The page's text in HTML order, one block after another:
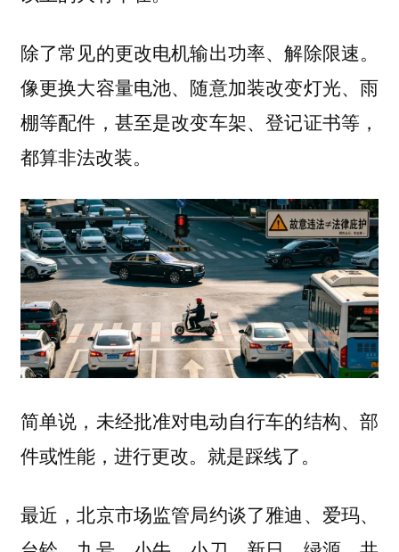
除了常见的更改电机输出功率、解除限速。
像更换大容量电池、随意加装改变灯光、雨
棚等配件，甚至是改变车架、登记证书等，
都算非法改装。
简单说，未经批准对电动自行车的结构、部
件或性能，进行更改。就是踩线了。
最近，北京市场监管局约谈了雅迪、爱玛、